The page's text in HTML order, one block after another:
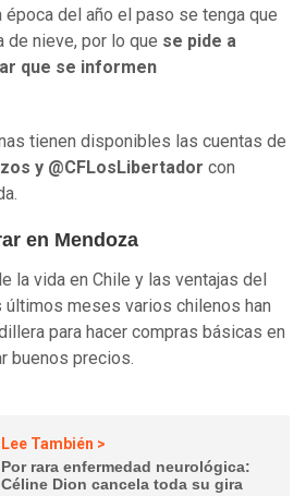
época del año el paso se tenga que
de nieve, por lo que se pide a
que se informen
tienen disponibles las cuentas de
y @CFLosLibertador con
en Mendoza
la vida en Chile y las ventajas del
meses varios chilenos han
para hacer compras básicas en
buenos precios.
Lee También >
Por rara enfermedad neurológica:
Céline Dion cancela toda su gira